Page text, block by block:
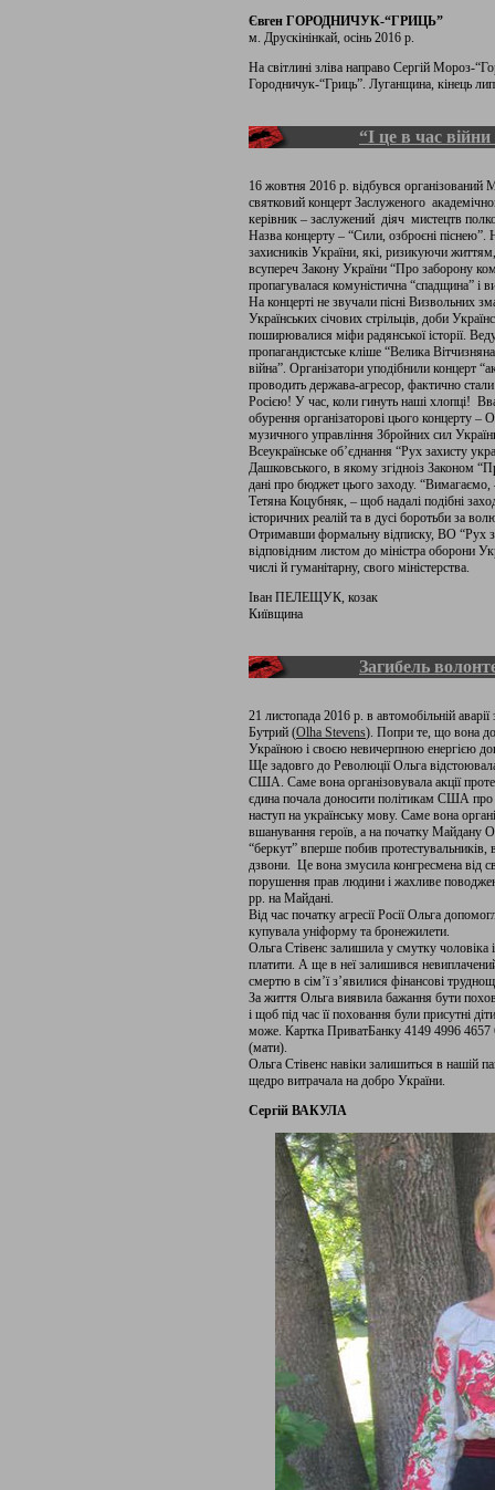
Євген ГОРОДНИЧУК-“ГРИЦЬ”
м. Друскінінкай, осінь 2016 р.
На світлині зліва направо Сергій Мороз-
Городничук-“Гриць”. Луганщина, кінець
“І це в час
16 жовтня 2016 р. відбувся
святковий концерт Заслуженого
керівник – заслужений діяч мистецтв
Назва концерту – “Сили, озброєні
захисників України, які, ризикуючи
всупереч Закону України “Про заборону
пропагувалася комуністична “спадщина” і
На концерті не звучали пісні Визвольних
Українських січових стрільців, доби
поширювалися міфи радянської історії.
пропагандистське кліше “Велика
війна”. Організатори уподібнили концерт
проводить держава-агресор, фактично
Росією! У час, коли гинуть наші хлопці!
обурення організаторові цього концерту –
музичного управління Збройних сил
Всеукраїнське об’єднання “Рух захисту
Дашковського, в якому згідноіз Законом
дані про бюджет цього заходу.
Тетяна Коцубняк, – щоб надалі подібні
історичних реалій та в дусі боротьби за
Отримавши формальну відписку, ВО “Рух
відповідним листом до міністра оборони
числі й гуманітарну, свого міністерства.
Іван ПЕЛЕЩУК, козак
Київщина
Загибель
21 листопада 2016 р. в автомобільній
Бутрий (Olha Stevens). Попри те, що вона
Україною і своєю невичерпною енергією
Ще задовго до Революції Ольга
США. Саме вона організовувала акції
єдина почала доносити політикам США про
наступ на українську мову. Саме вона
вшанування героїв, а на початку Майдану
“беркут” вперше побив
дзвони. Це вона змусила конгресмена від
порушення прав людини і жахливе
рр. на Майдані.
Від час початку агресії Росії Ольга
купувала уніформу та бронежилети.
Ольга Стівенс залишила у смутку чоловіка
платити. А ще в неї залишився
смертю в сім’ї з’явилися фінансові
За життя Ольга виявила бажання бути
і щоб під час її поховання були присутні
може. Картка ПриватБанку 4149 4996 4657
(мати).
Ольга Стівенс навіки залишиться в нашій
щедро витрачала на добро України.
Сергій ВАКУЛА